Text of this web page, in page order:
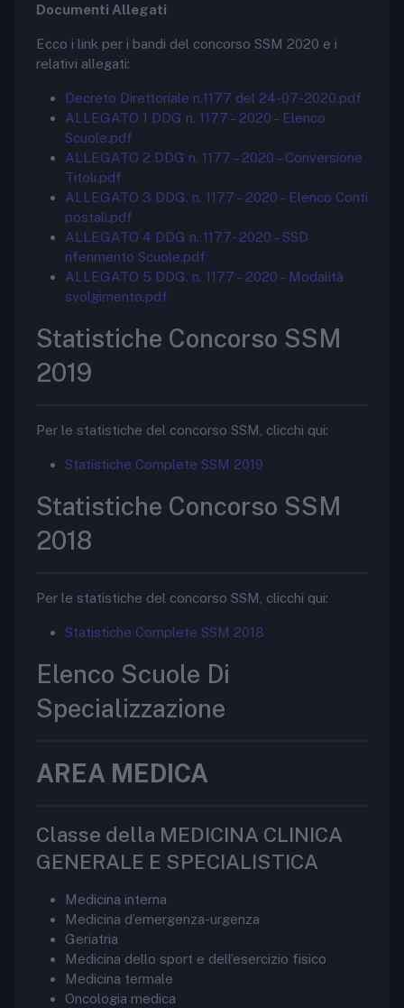
Documenti Allegati
Ecco i link per i bandi del concorso SSM 2020 e i
relativi allegati:
Decreto Direttoriale n.1177 del 24-07-2020.pdf
ALLEGATO 1 DDG n. 1177 – 2020 – Elenco
Scuole.pdf
ALLEGATO 2 DDG n. 1177 – 2020 – Conversione
Titoli.pdf
ALLEGATO 3 DDG. n. 1177 – 2020 – Elenco Conti
postali.pdf
ALLEGATO 4 DDG n. 1177- 2020 – SSD
riferimento Scuole.pdf
ALLEGATO 5 DDG. n. 1177 – 2020 – Modalità
svolgimento.pdf
Statistiche Concorso SSM
2019
Per le statistiche del concorso SSM, clicchi qui:
Statistiche Complete SSM 2019
Statistiche Concorso SSM
2018
Per le statistiche del concorso SSM, clicchi qui:
Statistiche Complete SSM 2018
Elenco Scuole Di
Specializzazione
AREA MEDICA
Classe della MEDICINA CLINICA
GENERALE E SPECIALISTICA
Medicina interna
Medicina d’emergenza-urgenza
Geriatria
Medicina dello sport e dell’esercizio fisico
Medicina termale
Oncologia medica